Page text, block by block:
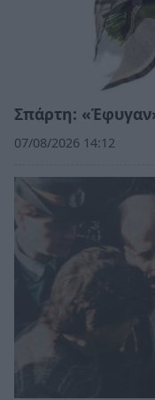
Σπάρτη:
07/08/2026 14:12